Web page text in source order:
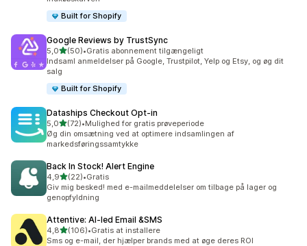
Built for Shopify
Google Reviews by TrustSync
5,0ud af 5 stjerner
(50)
50 anmeldelser i alt
•Gratis abonnement tilgængeligt
Indsaml anmeldelser på Google, Trustpilot, Yelp og Etsy, og øg dit
salg
Built for Shopify
Dataships Checkout Opt‑in
5,0ud af 5 stjerner
(72)
72 anmeldelser i alt
•Mulighed for gratis prøveperiode
Øg din omsætning ved at optimere indsamlingen af
markedsføringssamtykke
Back In Stock! Alert Engine
4,9ud af 5 stjerner
(22)
22 anmeldelser i alt
•Gratis
Giv mig besked! med e-mailmeddelelser om tilbage på lager og
genopfyldning
Attentive: AI‑led Email &SMS
4,8ud af 5 stjerner
(106)
106 anmeldelser i alt
•Gratis at installere
Sms og e-mail, der hjælper brands med at øge deres ROI